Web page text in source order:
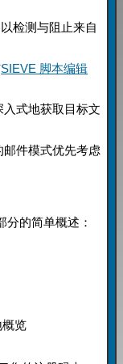
检测与阻止来自
SIEVE 脚本编辑
式地获取目标文
件模式优先考虑
的简单概述：
览